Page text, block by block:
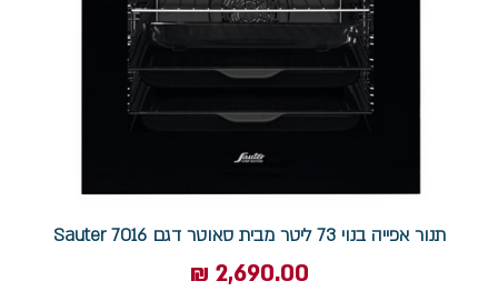
תנור אפייה בנוי 73 ליטר מבית סאוטר דגם 7016 Sauter
מחיר